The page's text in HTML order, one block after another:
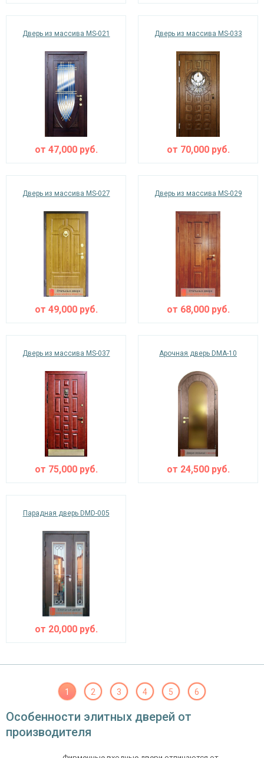
Дверь из массива MS-021
от 47,000руб.
Дверь из массива MS-033
от 70,000руб.
Дверь из массива MS-027
от 49,000руб.
Дверь из массива MS-029
от 68,000руб.
Дверь из массива MS-037
от 75,000руб.
Арочная дверь DMA-10
от 24,500руб.
Парадная дверь DMD-005
от 20,000руб.
1 2 3 4 5 6
Особенности элитных дверей от
производителя